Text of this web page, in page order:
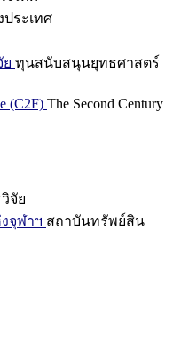
ระเทศ
ทุนสนับสนุนยุทธศาสตร์
(C2F) The Second Century
จัย
จุฬาฯ สถาบันทรัพย์สิน